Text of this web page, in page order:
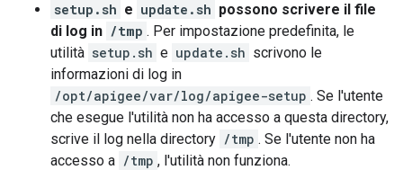
setup.sh e update.sh possono scrivere il file
di log in /tmp . Per impostazione predefinita, le
utilità setup.sh e update.sh scrivono le
informazioni di log in
/opt/apigee/var/log/apigee-setup . Se l'utente
che esegue l'utilità non ha accesso a questa directory,
scrive il log nella directory /tmp . Se l'utente non ha
accesso a /tmp , l'utilità non funziona.